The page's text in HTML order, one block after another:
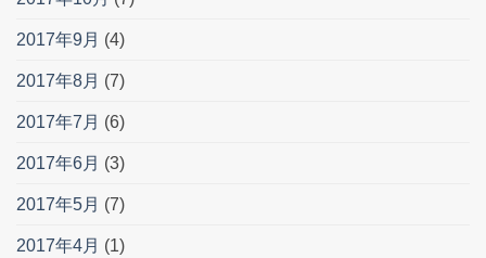
2017年9月 (4)
2017年8月 (7)
2017年7月 (6)
2017年6月 (3)
2017年5月 (7)
2017年4月 (1)